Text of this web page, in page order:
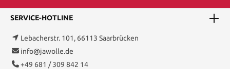
SERVICE-HOTLINE
Lebacherstr. 101, 66113 Saarbrücken
info@jawolle.de
+49 681 / 309 842 14